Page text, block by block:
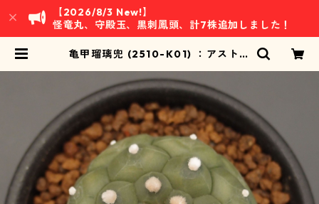
【2026/8/3 New!】
怪竜丸、守殿玉、黒刺鳳頭、計7株追加しました！
亀甲瑠璃兜 (2510-K01) ：アストロ
KU